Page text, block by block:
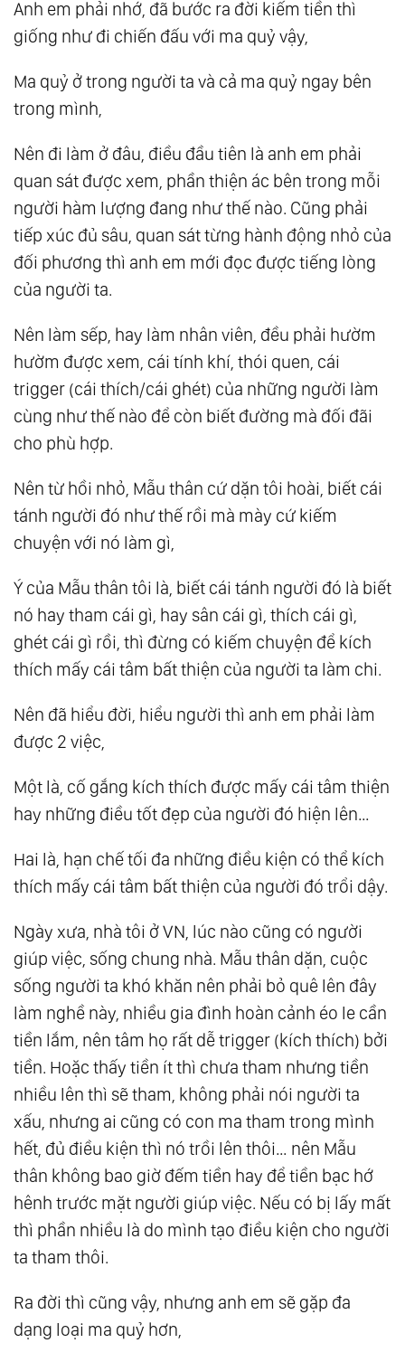
13.
Những Tâm Hồn Lạc Lối
14.
15.Bàn Về ‘Phước Tuệ’
16. Phước Có Tôi Và Phước Không Tôi
Dục
Tự Do Khỏi Vô Thường
19. Trí Tuệ Vô Biên, Thần Giao Cách Cảm, Và
Hiệu Ứng Con Khỉ Thứ 100
20.Nô Lệ Tâm Thức
21.Đừng Chơi Với Quỷ
23.Tà Ngữ
24. Thói Quen Gốc, Thói Quen Cành, Thói
Quen To, Thói Quen Nhỏ
25. Nhát Đời Và Sống Mòn
26.
Nỗi Sợ ‘Chưa Đủ’
27.Nghỉ Yêu Vài Hôm
28.Con Đường Thần Phật
29.Sống Ảo, Sống Thật, Và Cuộc Chơi Kiếm
30.
Hạnh Phúc, Ai Hơn Ai ?
31.Cố Gắng Hạnh Phúc, Cố Gắng Không Sợ,
Cố Gắng Bình An, Cố Gắng Đủ Đầy!
33.Bàn Về Chữ ‘Trung’
34.Cây Không Muốn Lá Rời Cành
35.
Đừng Bỏ Rơi Chính Mình
36.Bình Tĩnh Sống
38. Động Lực Sống
39.Tại Sao Chúng Ta Hay Bỏ Cuộc
40.
Trái Tim Con Bé Quá !
41.Hạnh Phúc Giá Bao Nhiêu?
42.Làm Giàu Và Luật Chơi
43.Thấy Rõ, Liền Buông
44.Dọn Tâm
45.Ức Chế Tâm
46.Để Làm Gì?
47.Đối Đãi Ở Đời
48.Chọc Thủng Trời Cao
49.Hãy Cho Mình Được Sống
50.Trong ‘Tiền’ Có ‘Đạo’
51.Lựa Chọn Nào Cho Chúng Ta
52.Đức Độ
53. Lựa Chọn Hay Nỗ Lực? Nhiều Tiền Để
Làm Gì? Theo Đuổi Đam Mê?
Anh em phải nhớ, đã bước ra đời kiếm tiền thì
giống như đi chiến đấu với ma quỷ vậy,
Ma quỷ ở trong người ta và cả ma quỷ ngay bên
trong mình,
Nên đi làm ở đâu, điều đầu tiên là anh em phải
quan sát được xem, phần thiện ác bên trong mỗi
người hàm lượng đang như thế nào. Cũng phải
tiếp xúc đủ sâu, quan sát từng hành động nhỏ của
đối phương thì anh em mới đọc được tiếng lòng
của người ta.
Nên làm sếp, hay làm nhân viên, đều phải hườm
hườm được xem, cái tính khí, thói quen, cái
trigger (cái thích/cái ghét) của những người làm
cùng như thế nào để còn biết đường mà đối đãi
cho phù hợp.
Nên từ hồi nhỏ, Mẫu thân cứ dặn tôi hoài, biết cái
tánh người đó như thế rồi mà mày cứ kiếm
chuyện với nó làm gì,
Ý của Mẫu thân tôi là, biết cái tánh người đó là biết
nó hay tham cái gì, hay sân cái gì, thích cái gì,
ghét cái gì rồi, thì đừng có kiếm chuyện để kích
thích mấy cái tâm bất thiện của người ta làm chi.
Nên đã hiểu đời, hiểu người thì anh em phải làm
được 2 việc,
Một là, cố gắng kích thích được mấy cái tâm thiện
hay những điều tốt đẹp của người đó hiện lên…
Hai là, hạn chế tối đa những điều kiện có thể kích
thích mấy cái tâm bất thiện của người đó trổi dậy.
Ngày xưa, nhà tôi ở VN, lúc nào cũng có người
giúp việc, sống chung nhà. Mẫu thân dặn, cuộc
sống người ta khó khăn nên phải bỏ quê lên đây
làm nghề này, nhiều gia đình hoàn cảnh éo le cần
tiền lắm, nên tâm họ rất dễ trigger (kích thích) bởi
tiền. Hoặc thấy tiền ít thì chưa tham nhưng tiền
nhiều lên thì sẽ tham, không phải nói người ta
xấu, nhưng ai cũng có con ma tham trong mình
hết, đủ điều kiện thì nó trồi lên thôi… nên Mẫu
thân không bao giờ đếm tiền hay để tiền bạc hớ
hênh trước mặt người giúp việc. Nếu có bị lấy mất
thì phần nhiều là do mình tạo điều kiện cho người
ta tham thôi.
Ra đời thì cũng vậy, nhưng anh em sẽ gặp đa
dạng loại ma quỷ hơn,